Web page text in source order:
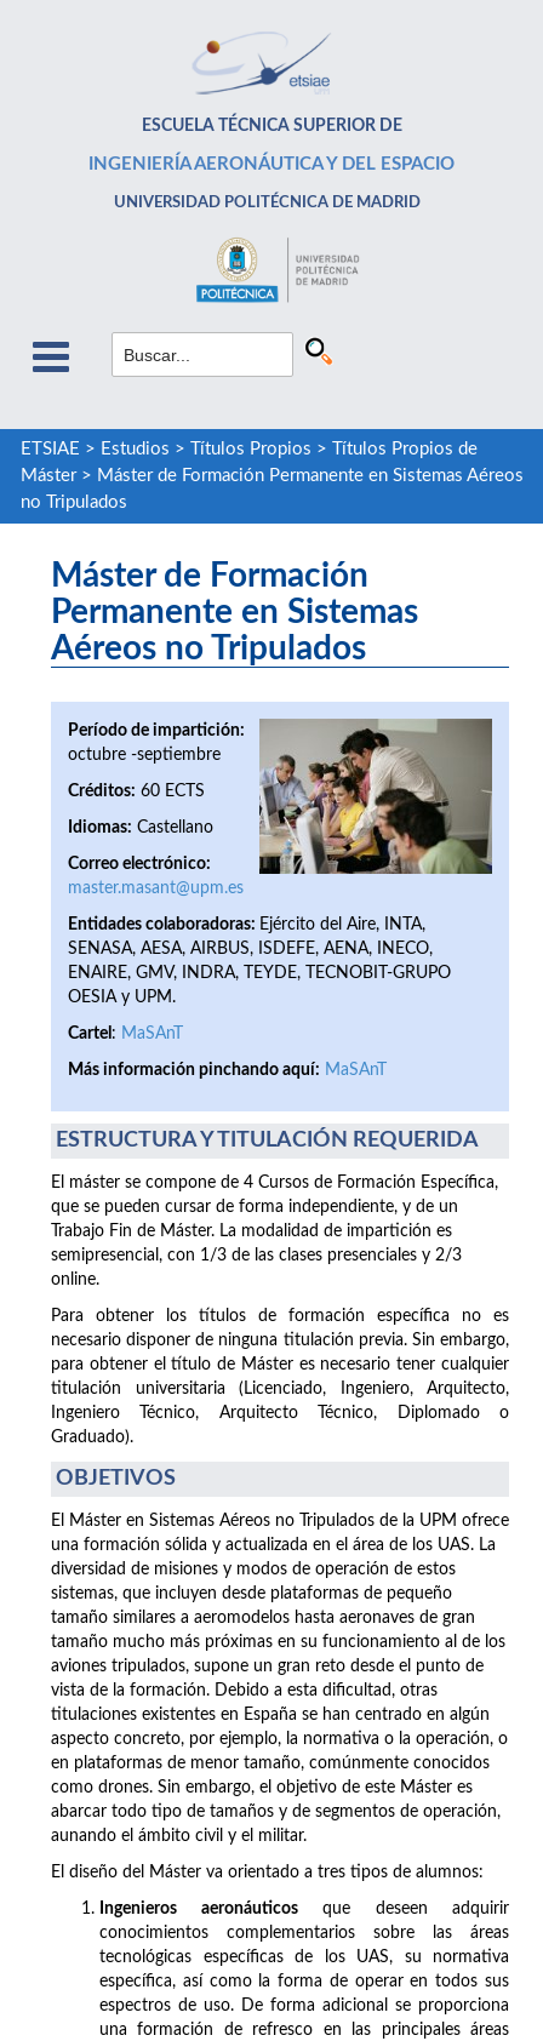
ESCUELA TÉCNICA SUPERIOR DE
INGENIERÍA AERONÁUTICA Y DEL ESPACIO
UNIVERSIDAD POLITÉCNICA DE MADRID
ETSIAE > Estudios > Títulos Propios >
Títulos Propios de
Máster> Máster de Formación Permanente en Sistemas Aéreos
no Tripulados
Máster de Formación
Permanente en Sistemas
Aéreos no Tripulados
Período de impartición:
octubre -septiembre
Créditos: 60 ECTS
Idiomas: Castellano
Correo electrónico:
master.masant@upm.es
Entidades colaboradoras: Ejército del Aire, INTA,
SENASA, AESA, AIRBUS, ISDEFE, AENA, INECO,
ENAIRE, GMV, INDRA, TEYDE, TECNOBIT-GRUPO
OESIA y UPM.
Cartel : MaSAnT
Más información pinchando aquí: MaSAnT
ESTRUCTURA Y TITULACIÓN REQUERIDA
El máster se compone de 4 Cursos de Formación Específica,
que se pueden cursar de forma independiente, y de un
Trabajo Fin de Máster. La modalidad de impartición es
semipresencial, con 1/3 de las clases presenciales y 2/3
online.
Para obtener los títulos de formación específica no es
necesario disponer de ninguna titulación previa. Sin embargo,
para obtener el título de Máster es necesario tener cualquier
titulación universitaria (Licenciado, Ingeniero, Arquitecto,
Ingeniero Técnico, Arquitecto Técnico, Diplomado o
Graduado).
OBJETIVOS
El Máster en Sistemas Aéreos no Tripulados de la UPM ofrece
una formación sólida y actualizada en el área de los UAS. La
diversidad de misiones y modos de operación de estos
sistemas, que incluyen desde plataformas de pequeño
tamaño similares a aeromodelos hasta aeronaves de gran
tamaño mucho más próximas en su funcionamiento al de los
aviones tripulados, supone un gran reto desde el punto de
vista de la formación. Debido a esta dificultad, otras
titulaciones existentes en España se han centrado en algún
aspecto concreto, por ejemplo, la normativa o la operación, o
en plataformas de menor tamaño, comúnmente conocidos
como drones. Sin embargo, el objetivo de este Máster es
abarcar todo tipo de tamaños y de segmentos de operación,
aunando el ámbito civil y el militar.
El diseño del Máster va orientado a tres tipos de alumnos:
Ingenieros aeronáuticosque deseen adquirir
conocimientos complementarios sobre las áreas
tecnológicas específicas de los UAS, su normativa
específica, así como la forma de operar en todos sus
espectros de uso. De forma adicional se proporciona
una formación de refresco en las principales áreas